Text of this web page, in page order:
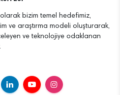
bizim temel hedefimiz,
ve araştırma modeli oluşturarak,
ve teknolojiye odaklanan